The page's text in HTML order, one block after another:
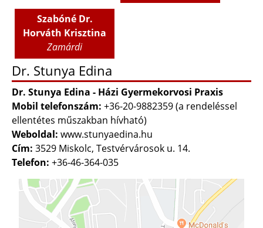
Szabóné Dr.
Horváth Krisztina
Zamárdi
Dr. Stunya Edina
Dr. Stunya Edina - Házi Gyermekorvosi Praxis
Mobil telefonszám: +36-20-9882359 (a rendeléssel
ellentétes műszakban hívható)
Weboldal: www.stunyaedina.hu
Cím: 3529 Miskolc, Testvérvárosok u. 14.
Telefon: +36-46-364-035